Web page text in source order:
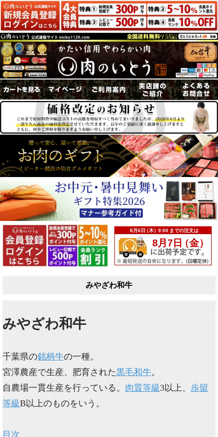
みやざわ和牛
みやざわ和牛
千葉県の銘柄牛の一種。
宮澤農産で生産、肥育された黒毛和牛。
自農場一貫生産を行っている。肉質等級3以上、歩留
等級B以上のものをいう。
目次